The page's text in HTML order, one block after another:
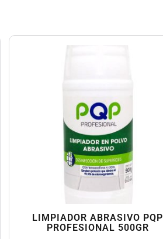
LIMPIADOR ABRASIVO PQP
PROFESIONAL 500GR